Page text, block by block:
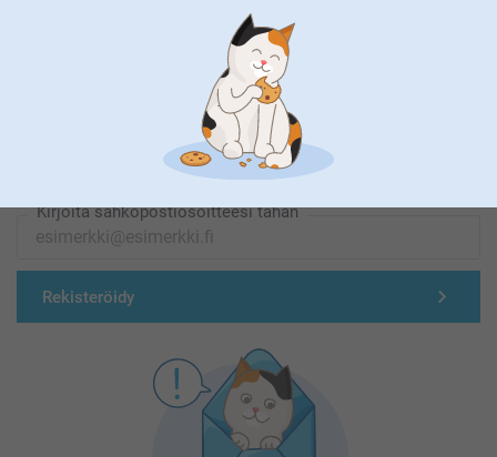
Olemme täällä sinun vuoksesi
Tilaa uutiskirje
Kirjoita sähköpostiosoitteesi tähän
Rekisteröidy